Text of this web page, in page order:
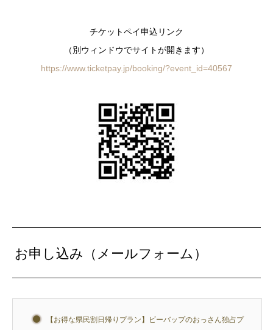
チケットペイ申込リンク
（別ウィンドウでサイトが開きます）
https://www.ticketpay.jp/booking/?event_id=40567
お申し込み（メールフォーム）
【お得な県民割日帰りプラン】ビーバップのおっさん独占プ